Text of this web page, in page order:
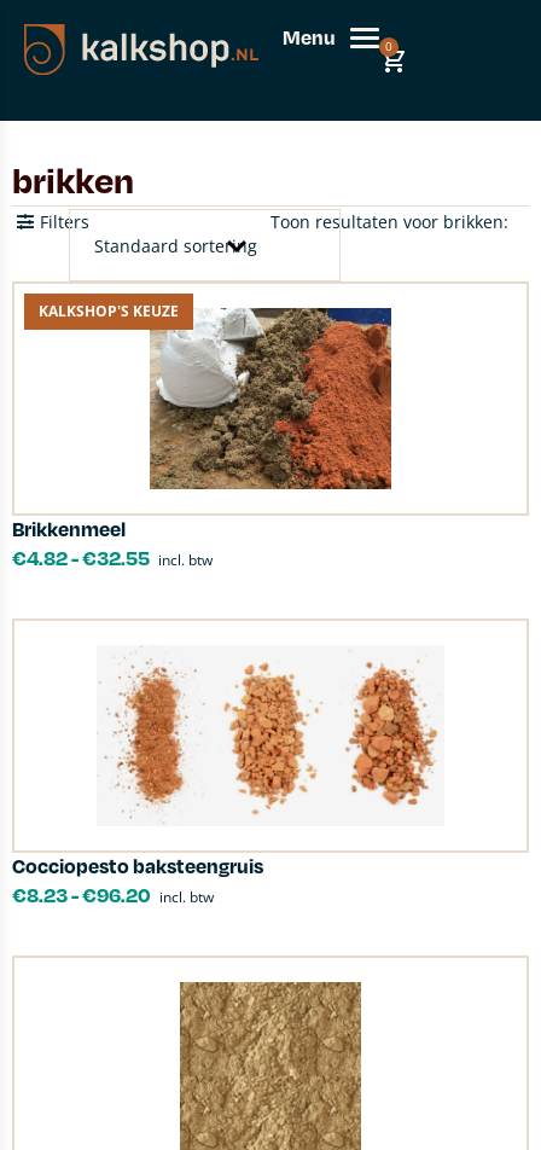
Menu 0
brikken
Toon resultaten voor brikken:
Filters
KALKSHOP'S KEUZE
Brikkenmeel
€4.82-€32.55 incl. btw
Cocciopesto baksteengruis
€8.23-€96.20 incl. btw